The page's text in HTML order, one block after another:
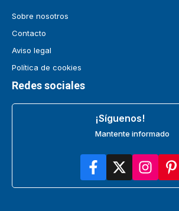
Sobre nosotros
Contacto
Aviso legal
Política de cookies
Redes sociales
¡Síguenos!
Mantente informado